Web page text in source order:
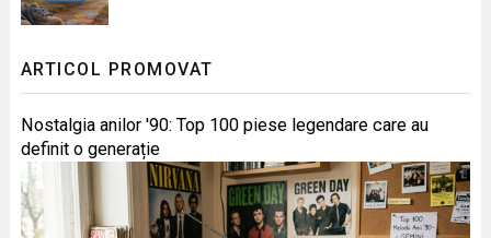
ARTICOL PROMOVAT
Nostalgia anilor '90: Top 100 piese legendare care au
definit o generație